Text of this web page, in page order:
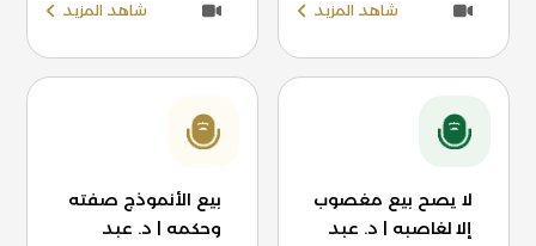
شاهد المزيد شاهد المزيد
لا يصح بيع مغصوب
إلا لغاصبه | د. عبد
بيع الأنموذج صفته
وحكمه | د. عبد